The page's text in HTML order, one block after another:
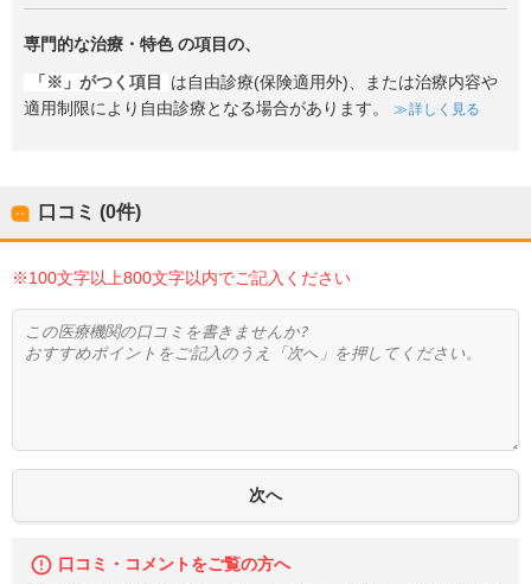
専門的な治療・特色の項目の、
「※」がつく項目
は自由診療(保険適用外)、または治療内容や
適用制限により自由診療となる場合があります。
詳しく見る
口コミ (0件)
※100文字以上800文字以内でご記入ください
口コミ・コメントをご覧の方へ